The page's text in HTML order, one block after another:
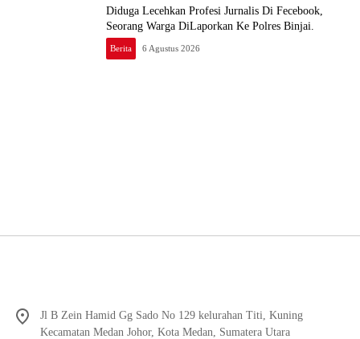
Diduga Lecehkan Profesi Jurnalis Di Fecebook,
Seorang Warga DiLaporkan Ke Polres Binjai.
Berita 6 Agustus 2026
Jl B Zein Hamid Gg Sado No 129 kelurahan Titi, Kuning
Kecamatan Medan Johor, Kota Medan, Sumatera Utara